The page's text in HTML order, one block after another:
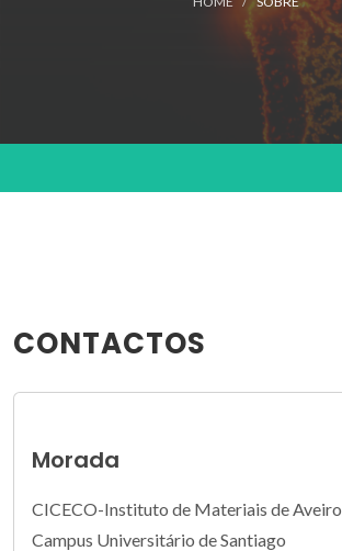
CONTACTOS
Morada
CICECO-Instituto de Materiais de Aveiro
Campus Universitário de Santiago